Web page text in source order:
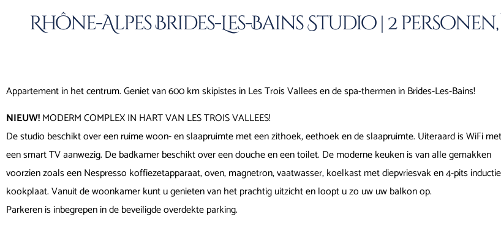
Rhône-Alpes Brides-Les-Bains Studio | 2
Appartement in het centrum. Geniet van 600 km skipistes in Les Trois Vallees en de spa-thermen in Brides-Les-Bains!
NIEUW!MODERM COMPLEX IN HART VAN LES TROIS VALLEES!
De studio beschikt over een ruime woon- en slaapruimte met een zithoek, eethoek en de slaapruimte. Uiteraard is WiFi met
een smart TV aanwezig. De badkamer beschikt over een douche en een toilet. De moderne keuken is van alle gemakken
voorzien zoals een Nespresso koffiezetapparaat, oven, magnetron, vaatwasser, koelkast met diepvriesvak en 4-pits inductie
kookplaat. Vanuit de woonkamer kunt u genieten van het prachtig uitzicht en loopt u zo uw uw balkon op.
Parkeren is inbegrepen in de beveiligde overdekte parking.